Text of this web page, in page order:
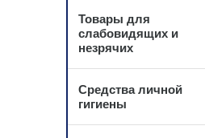
Товары для
слабовидящих и
незрячих
Средства личной
гигиены